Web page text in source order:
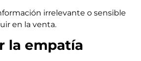
irrelevante o sensible
en la venta.
la empatía